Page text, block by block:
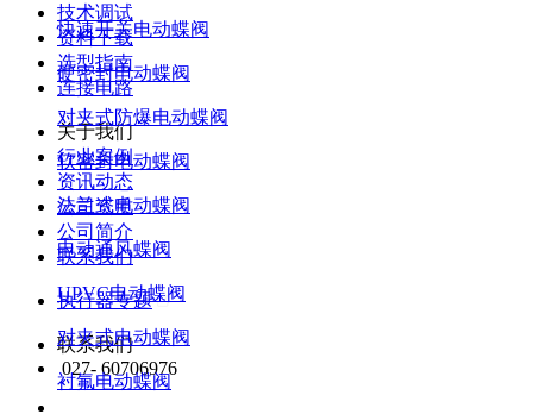
快速开关电动蝶阀
硬密封电动蝶阀
对夹式防爆电动蝶阀
软密封电动蝶阀
法兰式电动蝶阀
电动通风蝶阀
UPVC电动蝶阀
对夹式电动蝶阀
衬氟电动蝶阀
技术调试
资料下载
选型指南
连接电路
关于我们
行业案例
资讯动态
公司资质
公司简介
联系我们
执行器专题
联系我们
027- 60706976